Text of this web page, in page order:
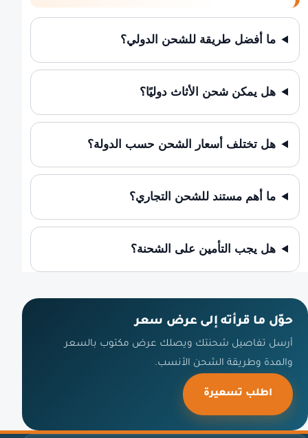
ما أفضل طريقة للشحن الدولي؟
هل يمكن شحن الأثاث دوليًا؟
هل تختلف أسعار الشحن حسب الدولة؟
ما أهم مستند للشحن التجاري؟
هل يجب التأمين على الشحنة؟
حوّل ما قرأته إلى عرض سعر
أرسل تفاصيل شحنتك ويصلك عرض مكتوب بالسعر
والمدة وطريقة الشحن الأنسب.
اطلب تسعيرة